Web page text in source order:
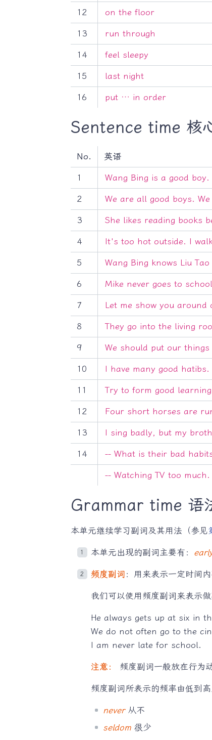
12 on the floor
13 run through
14 feel sleepy
15 last night
16 put … in order
Sentence time 核
No. 英语
1 Wang Bing is a good
2 We are all good boys.
3 She likes reading books
4 It's too hot outside. I
5 Wang Bing knows Liu Tao
6 Mike never goes to
7 Let me show you around
8 They go into the living
9 We should put our
10 I have many good
11 Try to form good
12 Four short horses are
13 I sing badly, but my
14 -- What is their bad
-- Watching TV too much.
Grammar time 语
本单元继续学习副词及其用法（参见
本单元出现的副词主要有：
频度副词 ：用来表示一定时间
我们可以使用频度副词来表示做
He always gets up at six in
We do not often go to the
I am never late for school.
注意： 频度副词一般放在行为
频度副词所表示的频率由低到高
never从不
seldom很少